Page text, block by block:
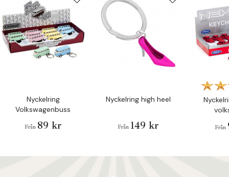
Nyckelring
Volkswagenbuss
Från 89 kr
Nyckelring high heel
Från 149 kr Från